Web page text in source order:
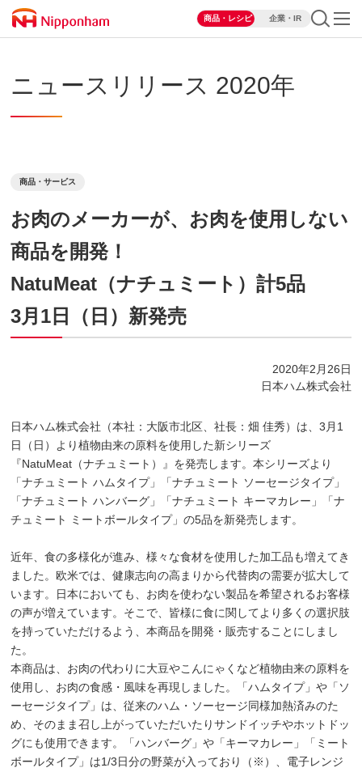
商品・レシピ 企業・IR
ニュースリリース 2020年
商品・サービス
お肉のメーカーが、お肉を使用しない
商品を開発！
NatuMeat（ナチュミート）計5品
3月1日（日）新発売
2020年2月26日
日本ハム株式会社
日本ハム株式会社（本社：大阪市北区、社長：畑 佳秀）は、3月1
日（日）より植物由来の原料を使用した新シリーズ
『NatuMeat（ナチュミート）』を発売します。本シリーズより
「ナチュミート ハムタイプ」「ナチュミート ソーセージタイプ」
「ナチュミート ハンバーグ」「ナチュミート キーマカレー」「ナ
チュミート ミートボールタイプ」の5品を新発売します。
近年、食の多様化が進み、様々な食材を使用した加工品も増えてき
ました。欧米では、健康志向の高まりから代替肉の需要が拡大して
います。日本においても、お肉を使わない製品を希望されるお客様
の声が増えています。そこで、皆様に食に関してより多くの選択肢
を持っていただけるよう、本商品を開発・販売することにしまし
た。
本商品は、お肉の代わりに大豆やこんにゃくなど植物由来の原料を
使用し、お肉の食感・風味を再現しました。「ハムタイプ」や「ソ
ーセージタイプ」は、従来のハム・ソーセージ同様加熱済みのた
め、そのまま召し上がっていただいたりサンドイッチやホットドッ
グにも使用できます。「ハンバーグ」や「キーマカレー」「ミート
ボールタイプ」は1/3日分の野菜が入っており（※）、電子レンジ